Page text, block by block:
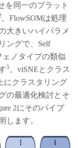
を同一のプラット
。FlowSOMは処理
大きいハイパラメ
ングで、Self
ェノタイプの類似
5。viSNEとクラス
にクラスタリング
の最適化検討とそ
2にそのパイプ
します。